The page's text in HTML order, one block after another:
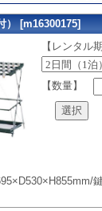
） [m16300175]
【レンタル
【数量】